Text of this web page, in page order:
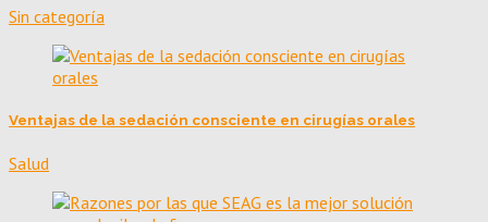
Sin categoría
Ventajas de la sedación consciente en cirugías orales
Salud